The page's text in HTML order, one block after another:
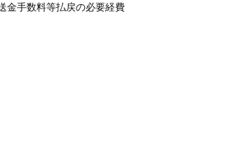
金手数料等払戻の必要経費